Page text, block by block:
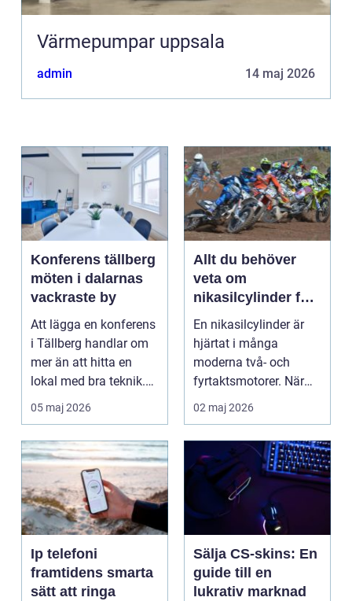
Värmepumpar uppsala
admin 14 maj 2026
Konferens tällberg
möten i dalarnas
vackraste by
Att lägga en konferens
i Tällberg handlar om
mer än att hitta en
lokal med bra teknik.
Den lilla byn...
05 maj 2026
Allt du behöver
veta om
nikasilcylinder för
motorcykel och
snöskoter
En nikasilcylinder är
hjärtat i många
moderna två- och
fyrtaktsmotorer. När
den fungerar som den
02 maj 2026
Ip telefoni
framtidens smarta
sätt att ringa
Sälja CS-skins: En
guide till en
lukrativ marknad